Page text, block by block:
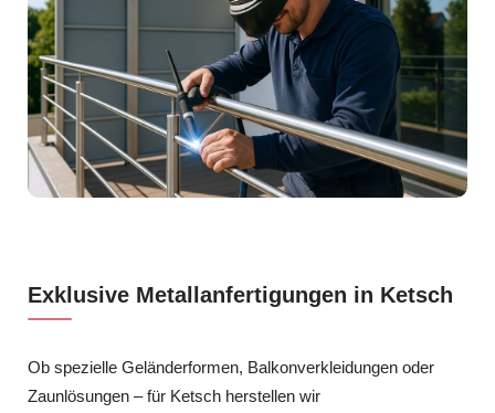
Exklusive Metallanfertigungen in Ketsch
Ob spezielle Geländerformen, Balkonverkleidungen oder
Zaunlösungen – für Ketsch herstellen wir